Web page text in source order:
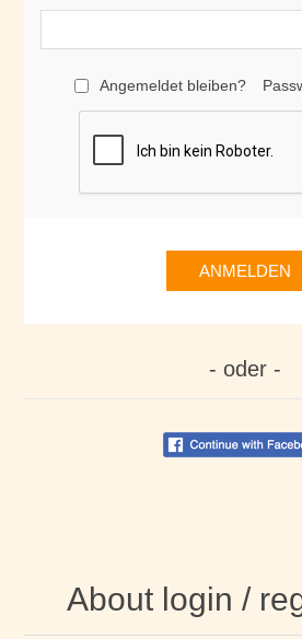
Angemeldet bleiben?
ANMELDEN
- oder -
About login /